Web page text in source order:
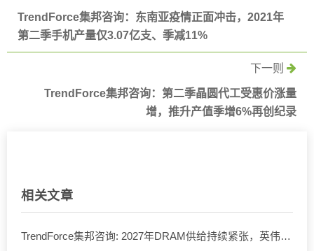
TrendForce集邦咨询：东南亚疫情正面冲击，2021年
第二季手机产量仅3.07亿支、季减11%
下一则
TrendForce集邦咨询：第二季晶圆代工受惠价涨量
增，推升产值季增6%再创纪录
相关文章
TrendForce集邦咨询: 2027年DRAM供给持续紧张，英伟达